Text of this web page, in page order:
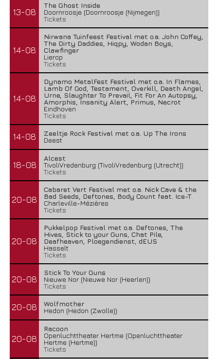
13-08
The Ghost Inside
Doornroosje (Doornroosje (Nijmegen))
Tickets
14-08
Nirwana Tuinfeest Festival met o.a. John Coffey,
The Dirty Daddies, Hiqpy, Wodan Boys,
Clawfinger
Lierop
Tickets
14-08
Dynamo MetalFest Festival met o.a. In Flames,
Lamb Of God, Testament, Overkill, Death Angel,
Urne, Slaughter To Prevail, Fit For An Autopsy,
Amorphis, Insanity Alert, Primus, Necrot
Eindhoven
Tickets
14-08
Zeeltje Rock Festival met o.a. Up The Irons
Deest
18-08
Alcest
TivoliVredenburg (TivoliVredenburg (Utrecht))
Tickets
20-08
Cabaret Vert Festival met o.a. Nick Cave & the
Bad Seeds, Deftones, Body Count feat. Ice-T
Charleville-Mézières
Tickets
20-08
Pukkelpop Festival met o.a. Deftones, The
Hives, Stick to your Guns, Chat Pile,
Deafheaven, Ploegendienst, dEUS
Hasselt
Tickets
20-08
Stick To Your Guns
Nieuwe Nor (Nieuwe Nor (Heerlen))
Tickets
20-08
Wolfmother
Hedon (Hedon (Zwolle))
20-08
Racoon
Openluchttheater Hertme (Openluchttheater
Hertme (Hertme))
Tickets